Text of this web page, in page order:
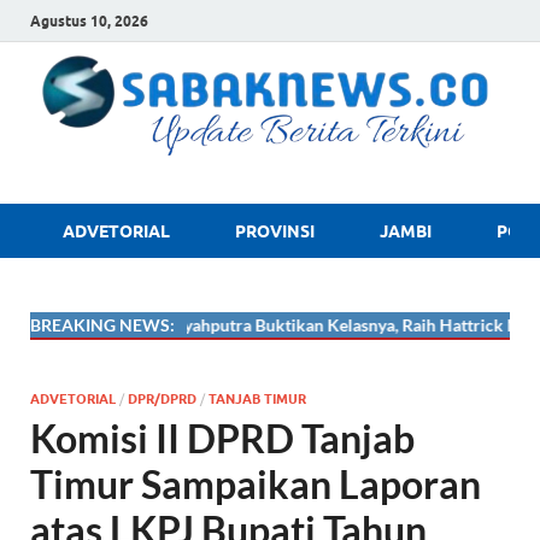
Agustus 10, 2026
ADVETORIAL PROVINSI JAMBI
BREAKING NEWS:
Ade Mardian Syahputra Buktikan Kelasnya, Raih Hattrick Medali
ADVETORIAL / DPR/DPRD / TANJAB TIMUR
Komisi II DPRD Tanjab
Timur Sampaikan Laporan
atas LKPJ Bupati Tahun